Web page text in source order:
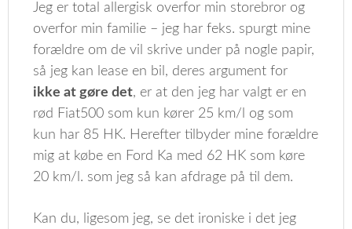
Jeg er total allergisk overfor min storebror og
overfor min familie – jeg har feks. spurgt mine
forældre om de vil skrive under på nogle papir,
så jeg kan lease en bil, deres argument for
ikke at gøre det, er at den jeg har valgt er en
rød Fiat500 som kun kører 25 km/l og som
kun har 85 HK. Herefter tilbyder mine forældre
mig at købe en Ford Ka med 62 HK som køre
20 km/l. som jeg så kan afdrage på til dem.
Kan du, ligesom jeg, se det ironiske i det jeg